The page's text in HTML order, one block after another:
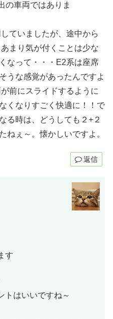
の車両ではありま
ていましたが、途中から
まり気が付くことは少な
なって・・・E2系は座席
うな感覚があったんですよ
前にスライドするように
くなりすごく快適に！！で
る時は、どうしても２+２
ねぇ～。懐かしいですよ。
返信
す
トはいいですね～